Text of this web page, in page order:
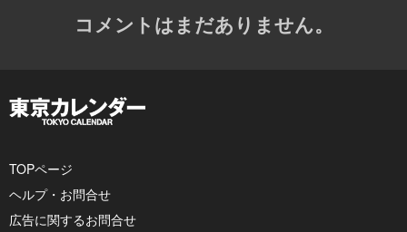
コメントはまだありません。
TOPページ
ヘルプ・お問合せ
広告に関するお問合せ